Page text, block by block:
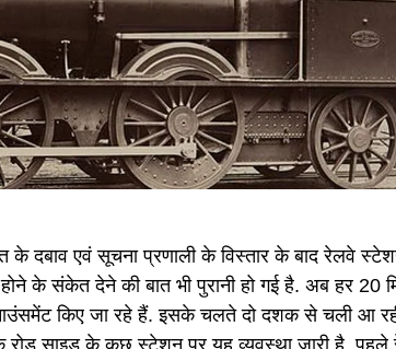
के दबाव एवं सूचना प्रणाली के विस्तार के बाद रेलवे
के संकेत देने की बात भी पुरानी हो गई है. अब हर 20
किए जा रहे हैं. इसके चलते दो दशक से चली आ
रोड साइड के कुछ स्टेशन पर यह व्यवस्था जारी है.